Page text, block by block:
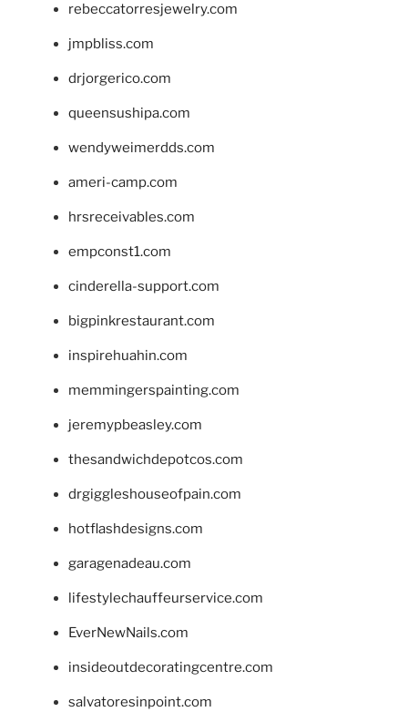
rebeccatorresjewelry.com
jmpbliss.com
drjorgerico.com
queensushipa.com
wendyweimerdds.com
ameri-camp.com
hrsreceivables.com
empconst1.com
cinderella-support.com
bigpinkrestaurant.com
inspirehuahin.com
memmingerspainting.com
jeremypbeasley.com
thesandwichdepotcos.com
drgiggleshouseofpain.com
hotflashdesigns.com
garagenadeau.com
lifestylechauffeurservice.com
EverNewNails.com
insideoutdecoratingcentre.com
salvatoresinpoint.com